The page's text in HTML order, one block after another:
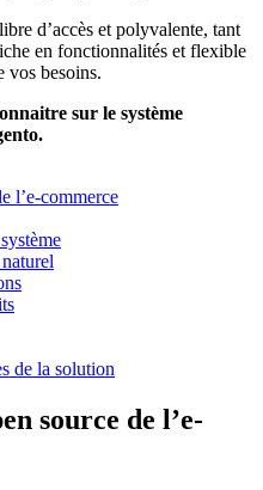
d’accès et polyvalente, tant
en fonctionnalités et flexible
vos besoins.
sur le système
l’e-commerce
de la solution
source de l’e-